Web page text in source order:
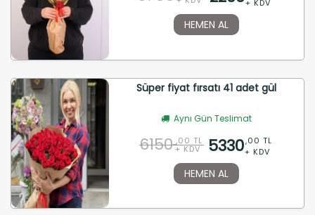
+ KDV
HEMEN AL
Süper fiyat fırsatı 41 adet gül
Aynı Gün Teslimat
6150 ,00 TL
+ KDV 5330,00 TL
+ KDV
HEMEN AL